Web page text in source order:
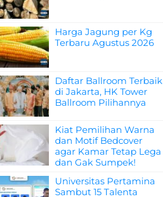
Harga Jagung per Kg
Terbaru Agustus 2026
Daftar Ballroom Terbaik
di Jakarta, HK Tower
Ballroom Pilihannya
Kiat Pemilihan Warna
dan Motif Bedcover
agar Kamar Tetap Lega
dan Gak Sumpek!
Universitas Pertamina
Sambut 15 Talenta